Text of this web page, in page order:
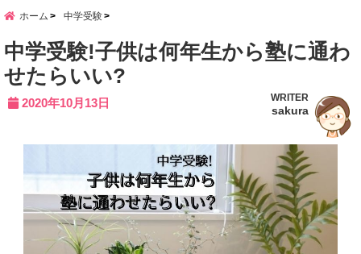
ホーム 中学受験
中学受験!子供は何年生から塾に通わ
せたらいい?
2020年10月13日 WRITER
sakura